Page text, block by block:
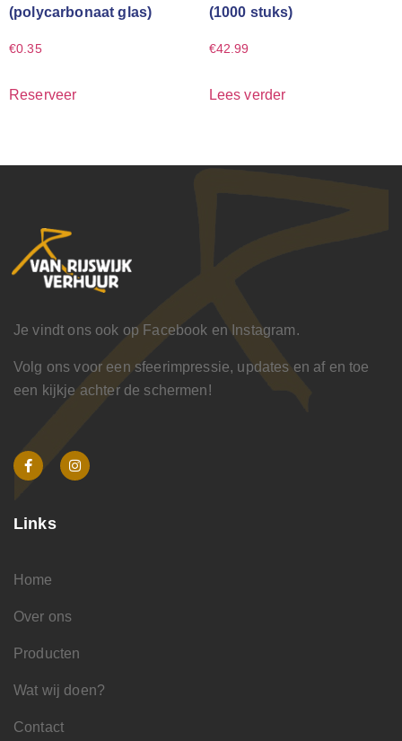
(polycarbonaat glas)
€0.35
Reserveer
(1000 stuks)
€42.99
Lees verder
Je vindt ons ook op Facebook en Instagram.
Volg ons voor een sfeerimpressie, updates en af en toe
een kijkje achter de schermen!
Links
Home
Over ons
Producten
Wat wij doen?
Contact